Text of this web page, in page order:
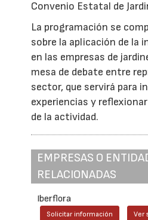
Convenio Estatal de
La programación se
sobre la aplicación de la
en las empresas de
mesa de debate entre
sector, que servirá para
experiencias y
de la actividad.
EMPRESAS O
RELACIONADAS
Iberflora
Solicitar información Ver